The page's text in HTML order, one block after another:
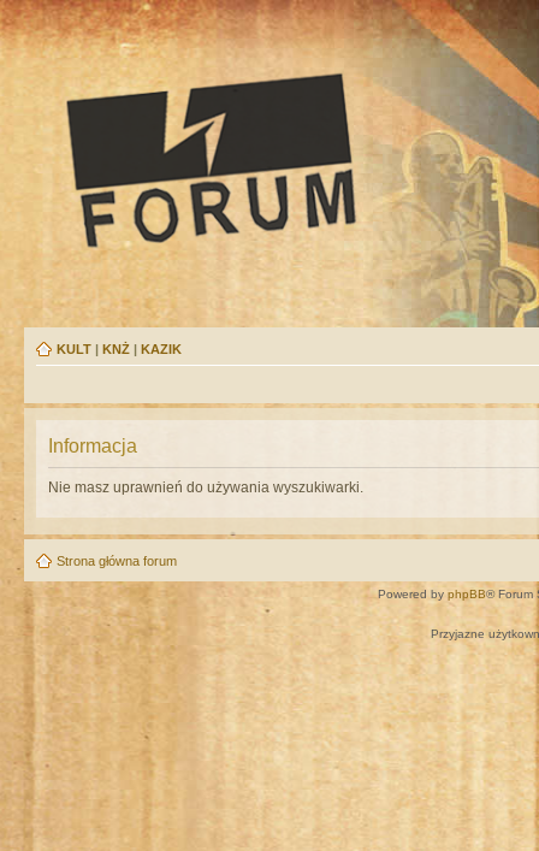
KULT | KNŻ | KAZIK
Informacja
Nie masz uprawnień do używania wyszukiwarki.
Strona główna forum
Powered by phpBB® Forum
Przyjazne